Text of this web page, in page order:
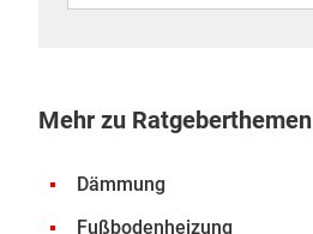
Mehr zu Ratgeberthemen
Dämmung
Fußbodenheizung